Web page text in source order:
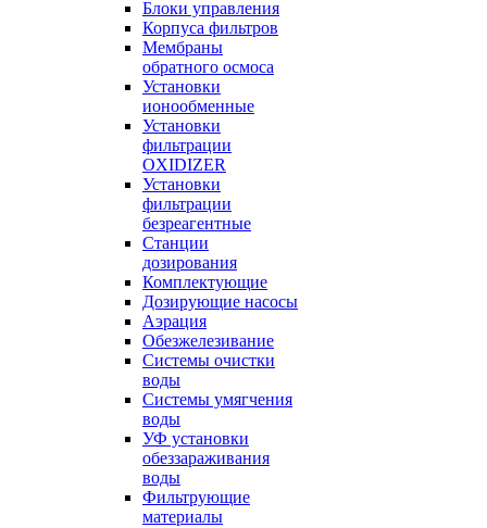
Блоки управления
Корпуса фильтров
Мембраны
обратного осмоса
Установки
ионообменные
Установки
фильтрации
OXIDIZER
Установки
фильтрации
безреагентные
Станции
дозирования
Комплектующие
Дозирующие насосы
Аэрация
Обезжелезивание
Системы очистки
воды
Системы умягчения
воды
УФ установки
обеззараживания
воды
Фильтрующие
материалы